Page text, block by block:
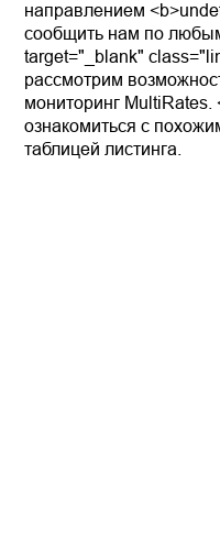
направлением
сообщить нам по
target="_blank"
рассмотрим
мониторинг
ознакомиться с
таблицей листинга.